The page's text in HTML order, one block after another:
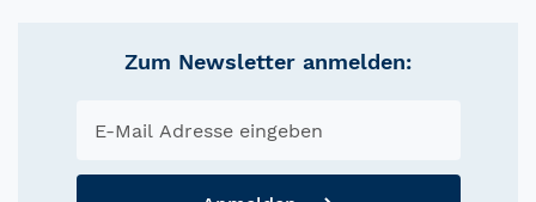
Zum Newsletter anmelden: